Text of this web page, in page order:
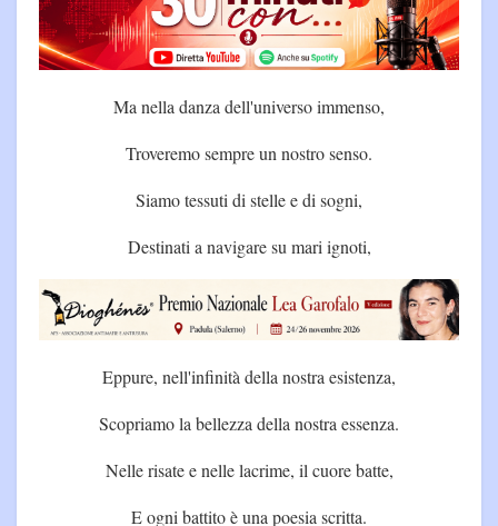
Ma nella danza dell'universo immenso,
Troveremo sempre un nostro senso.
Siamo tessuti di stelle e di sogni,
Destinati a navigare su mari ignoti,
Eppure, nell'infinità della nostra esistenza,
Scopriamo la bellezza della nostra essenza.
Nelle risate e nelle lacrime, il cuore batte,
E ogni battito è una poesia scritta.